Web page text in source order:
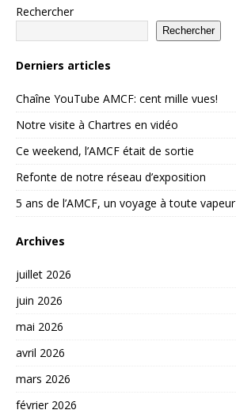
Rechercher
Rechercher
Derniers articles
Chaîne YouTube AMCF: cent mille vues!
Notre visite à Chartres en vidéo
Ce weekend, l’AMCF était de sortie
Refonte de notre réseau d’exposition
5 ans de l’AMCF, un voyage à toute vapeur
Archives
juillet 2026
juin 2026
mai 2026
avril 2026
mars 2026
février 2026